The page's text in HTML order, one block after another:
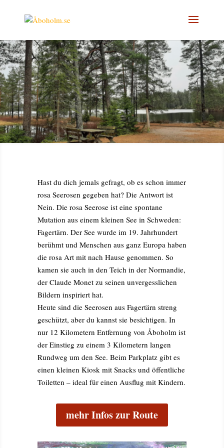
Hast du dich jemals gefragt, ob es schon immer
rosa Seerosen gegeben hat? Die Antwort ist
Nein. Die rosa Seerose ist eine spontane
Mutation aus einem kleinen See in Schweden:
Fagertärn. Der See wurde im 19. Jahrhundert
berühmt und Menschen aus ganz Europa haben
die rosa Art mit nach Hause genommen. So
kamen sie auch in den Teich in der Normandie,
der Claude Monet zu seinen unvergesslichen
Bildern inspiriert hat.
Heute sind die Seerosen aus Fagertärn streng
geschützt, aber du kannst sie besichtigen. In
nur 12 Kilometern Entfernung von Åboholm ist
der Einstieg zu einem 3 Kilometern langen
Rundweg um den See. Beim Parkplatz gibt es
einen kleinen Kiosk mit Snacks und öffentliche
Toiletten – ideal für einen Ausflug mit Kindern.
mehr Infos zur Route